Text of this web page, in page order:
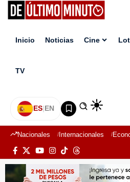
Inicio Noticias Cine
TV
ES|EN
Nacionales Internacionales